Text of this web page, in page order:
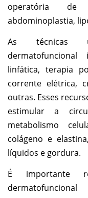
operatória de
abdominoplastia,
As técnicas
dermatofuncional
linfática, terapia
corrente elétrica,
outras. Esses
estimular a
metabolismo
colágeno e
líquidos e gordura.
É importante